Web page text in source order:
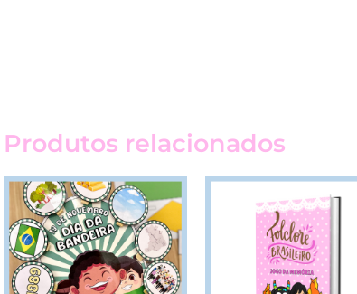
Produtos relacionados